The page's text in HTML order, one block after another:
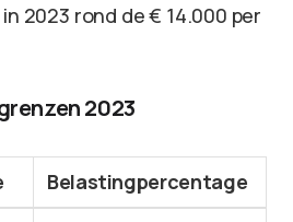
2023 rond de € 14.000 per
2023
Belastingpercentage